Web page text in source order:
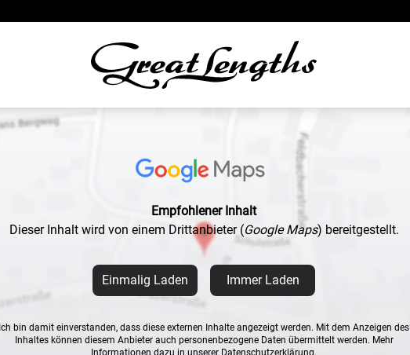
Empfohlener Inhalt
Dieser Inhalt wird von einem Drittanbieter (Google Maps) bereitgestellt.
Einmalig Laden Immer Laden
Ich bin damit einverstanden, dass diese externen Inhalte angezeigt werden. Mit dem Anzeigen des
Inhaltes können diesem Anbieter auch personenbezogene Daten übermittelt werden. Mehr
Informationen dazu in unserer Datenschutzerklärung.